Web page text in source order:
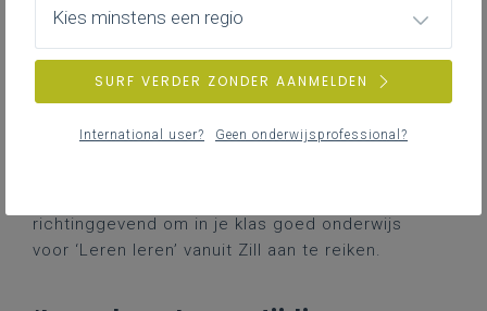
automatisch over alle nodige vaardigheden
einde te kunnen brengen. Daarom is er een
contexten, gevarieerde leersituaties en met
richtinggevend om in je klas goed onderwijs
voor ‘Leren leren’ vanuit Zill aan te reiken.
Kies minstens een regio
SURF VERDER ZONDER AANMELDEN
International user? Geen onderwijsprofessional?